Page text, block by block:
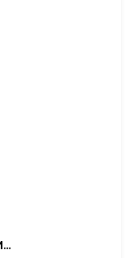
Tre raffigurazioni della Madonna del latte in San Gregorio